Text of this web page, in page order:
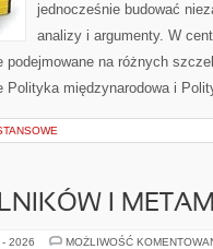
jednocześnie budować
analizy i argumenty. W
na różnych
Polityka międzynarodowa i
I
2026 MOŻLIWOŚĆ